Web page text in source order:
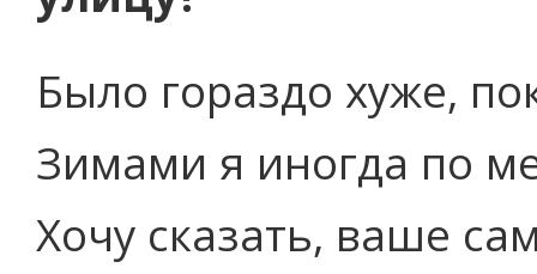
Было гораздо хуже,
Зимами я иногда по
Хочу сказать, ваше